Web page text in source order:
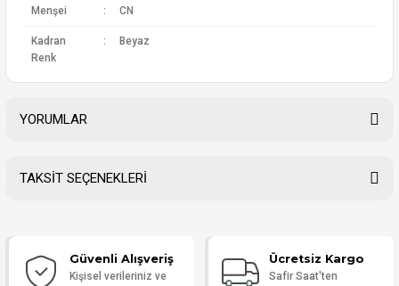
Menşei : CN
Kadran
Renk
: Beyaz
YORUMLAR
Yorum Yaz
TAKSİT SEÇENEKLERİ
Güvenli Alışveriş
Kişisel verileriniz ve
Ücretsiz Kargo
Safir Saat'ten